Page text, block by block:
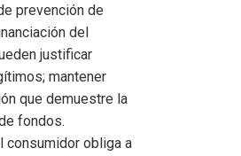
prevención de
del
justificar
mantener
que demuestre la
fondos.
consumidor obliga a